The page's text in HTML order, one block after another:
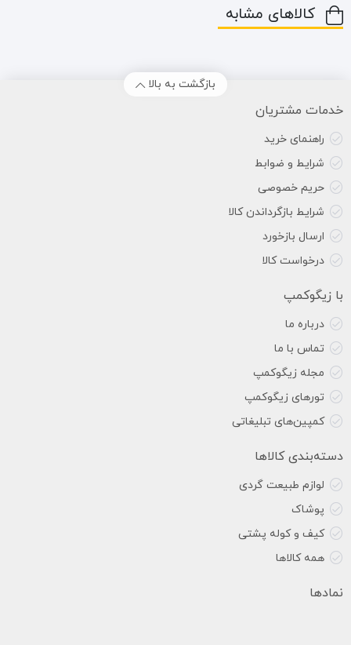
کالاهای مشابه
بازگشت به بالا
خدمات مشتریان
راهنمای خرید
شرایط و ضوابط
حریم خصوصی
شرایط بازگرداندن کالا
ارسال بازخورد
درخواست کالا
با زیگوکمپ
درباره ما
تماس با ما
مجله زیگوکمپ
تورهای زیگوکمپ
کمپین‌های تبلیغاتی
دسته‌بندی کالاها
لوازم طبیعت گردی
پوشاک
کیف و کوله پشتی
همه کالاها
نمادها